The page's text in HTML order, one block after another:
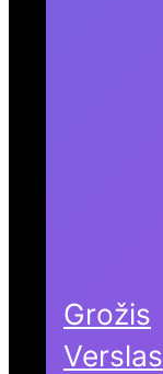
Grožis
Verslas